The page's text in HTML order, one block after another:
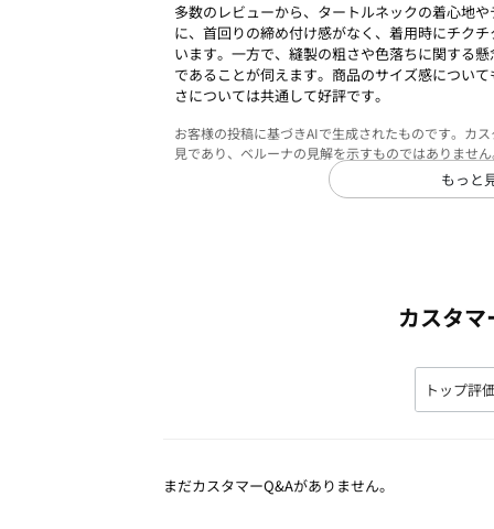
多数のレビューから、タートルネックの着心地
に、首回りの締め付け感がなく、着用時にチク
います。一方で、縫製の粗さや色落ちに関する
であることが伺えます。商品のサイズ感につい
さについては共通して好評です。
お客様の投稿に基づきAIで生成されたものです。カ
見であり、ベルーナの見解を示すものではありませ
もっと
カスタ
まだカスタマーQ&Aがありません。